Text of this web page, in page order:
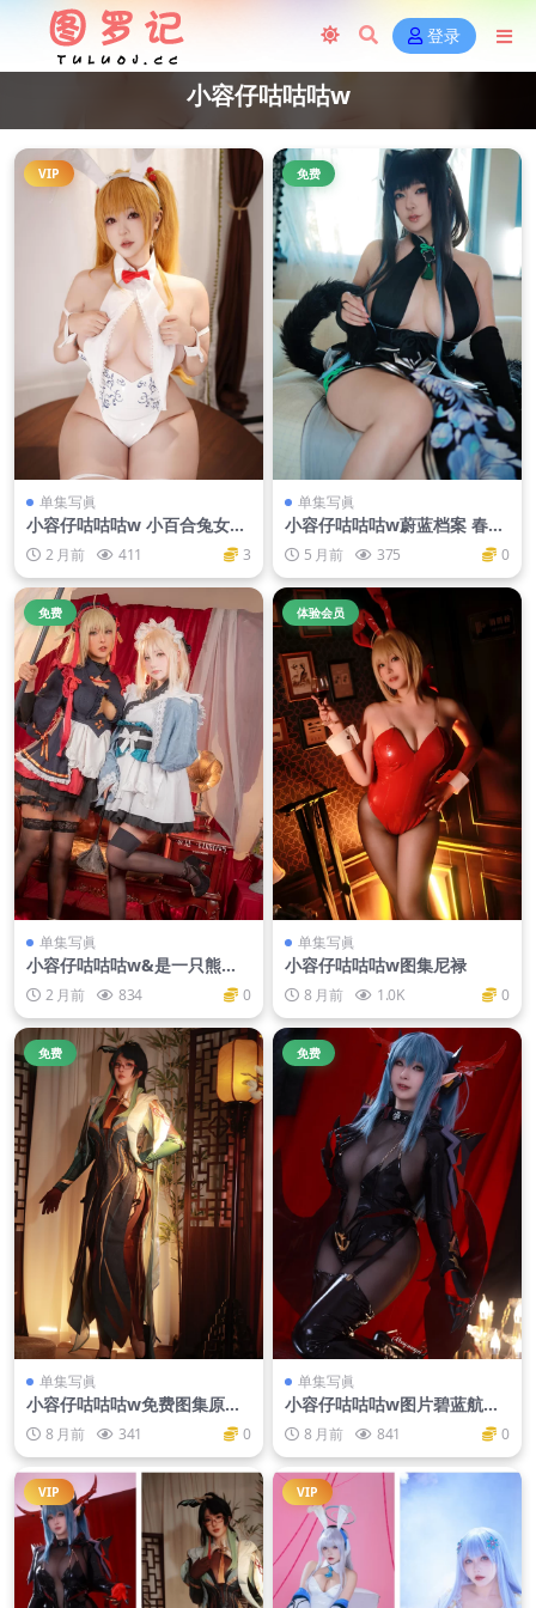
登录
小容仔咕咕咕w
VIP
单集写眞
小容仔咕咕咕w 小百合兔女郎
同人[40P-217M]
2 月前 411 3
免费
单集写眞
小容仔咕咕咕w蔚蓝档案 春原
瞬 [40P]
5 月前 375 0
免费
单集写眞
小容仔咕咕咕w&是一只熊仔
FGO 冲田总司 魔神冲田
2 月前 834 0
体验会员
单集写眞
小容仔咕咕咕w图集尼禄
8 月前 1.0K 0
免费
单集写眞
小容仔咕咕咕w免费图集原神
闲云8 月前 341 0
免费
单集写眞
小容仔咕咕咕w图片碧蓝航线
龙娘8 月前 841 0
VIP VIP